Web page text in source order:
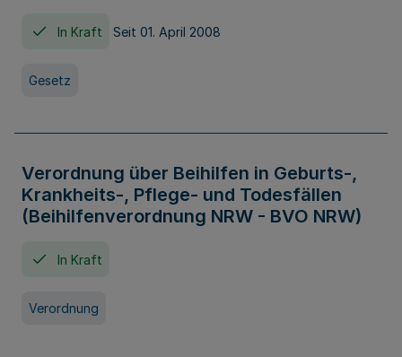
In Kraft Seit 01. April 2008
Gesetz
Verordnung über Beihilfen in Geburts-,
Krankheits-, Pflege- und Todesfällen
(Beihilfenverordnung NRW - BVO NRW)
In Kraft
Verordnung